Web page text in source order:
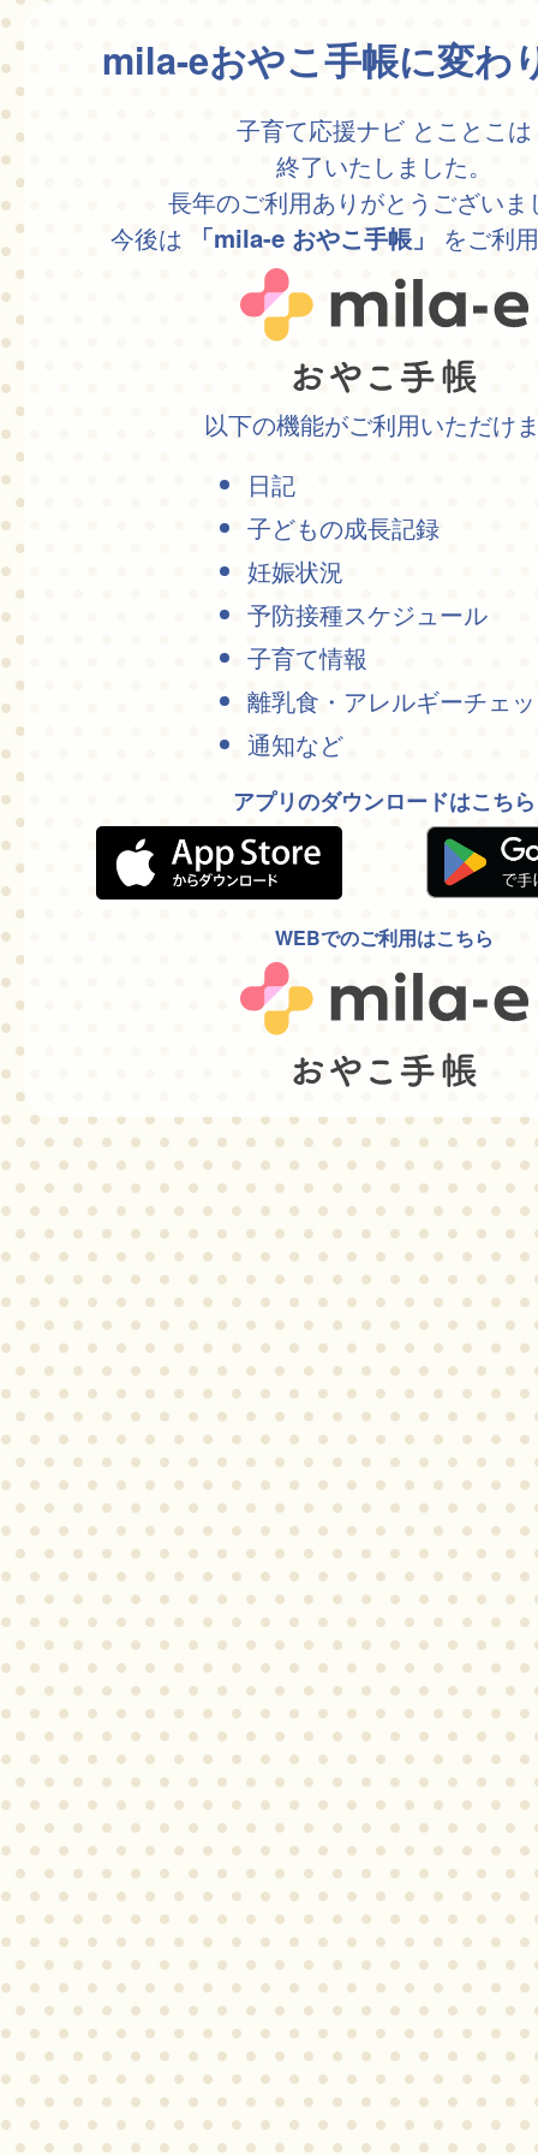
mila-eおやこ手帳に変わ
子育て応援ナビ とことこは
終了いたしました。
長年のご利用ありがとうございま
今後は
「mila-e おやこ手帳」 をご利
以下の機能がご利用いただけ
日記
子どもの成長記録
妊娠状況
予防接種スケジュール
子育て情報
離乳食・アレルギーチェ
通知など
アプリのダウンロードはこちら
WEBでのご利用はこちら